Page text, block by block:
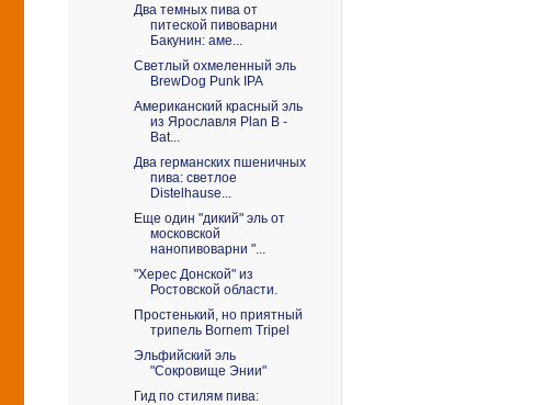
Два темных пива от
питеской пивоварни
Бакунин: аме...
Светлый охмеленный эль
BrewDog Punk IPA
Американский красный эль
из Ярославля Plan B -
Bat...
Два германских пшеничных
пива: светлое
Distelhause...
Еще один "дикий" эль от
московской
нанопивоварни "...
"Херес Донской" из
Ростовской области.
Простенький, но приятный
трипель Bornem Tripel
Эльфийский эль
"Сокровище Энии"
Гид по стилям пива: